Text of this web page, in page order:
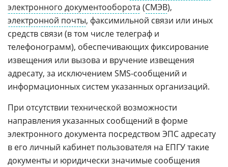
электронного документооборота (СМЭВ),
электронной почты, факсимильной связи или иных
средств связи (в том числе телеграф и
телефонограмм), обеспечивающих фиксирование
извещения или вызова и вручение извещения
адресату, за исключением SMS-сообщений и
информационных систем указанных организаций.
При отсутствии технической возможности
направления указанных сообщений в форме
электронного документа посредством ЭПС адресату
в его личный кабинет пользователя на ЕПГУ такие
документы и юридически значимые сообщения